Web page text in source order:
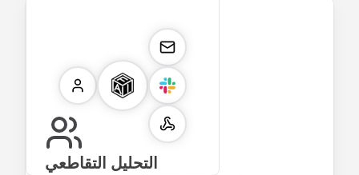
التحليل التقاطعي